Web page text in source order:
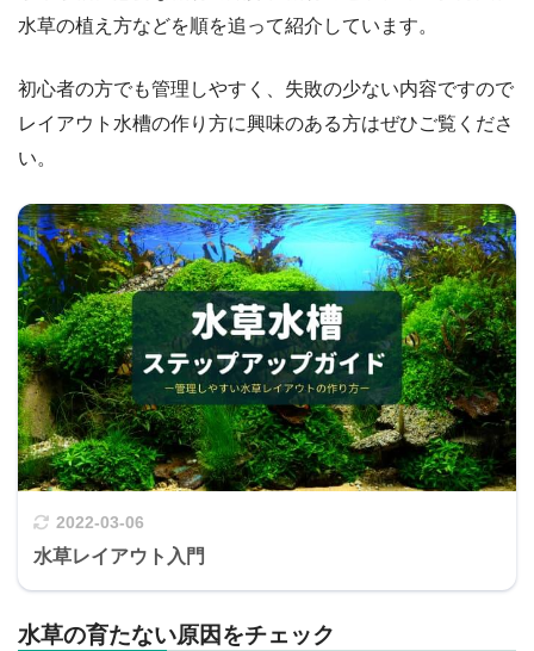
水草の植え方などを順を追って紹介しています。
初心者の方でも管理しやすく、失敗の少ない内容ですので
レイアウト水槽の作り方に興味のある方はぜひご覧くださ
い。
2022-03-06
水草レイアウト入門
水草の育たない原因をチェック